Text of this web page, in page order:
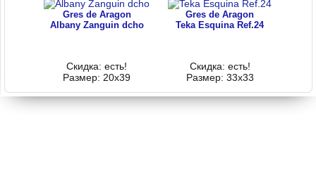
Gres de Aragon
Albany Zanguin dcho
Скидка: есть!
Размер: 20x39
Gres de Aragon
Teka Esquina Ref.24
Скидка: есть!
Размер: 33х33